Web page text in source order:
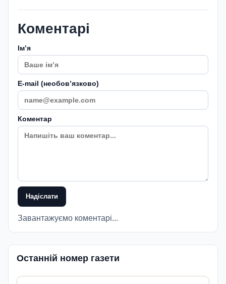
Коментарі
Імʼя
E-mail (необовʼязково)
Коментар
Надіслати
Завантажуємо коментарі...
Останній номер газети